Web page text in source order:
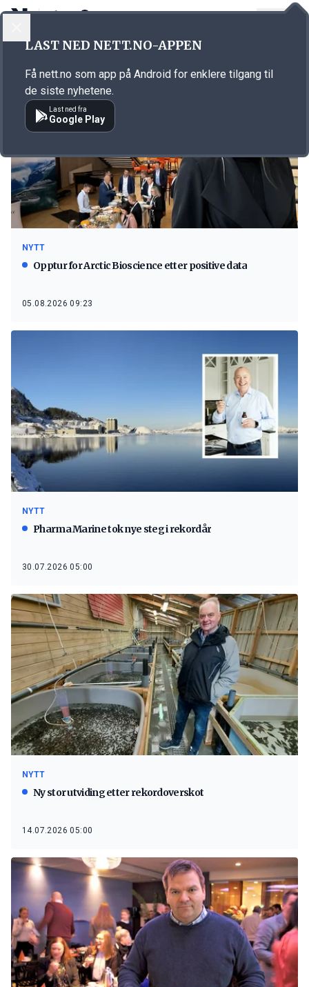
Emne: marin industri
NYTT
Opptur for Arctic Bioscience etter positive data
05.08.2026 09:23
NYTT
Pharma Marine tok nye steg i rekordår
30.07.2026 05:00
NYTT
Ny stor utviding etter rekordoverskot
14.07.2026 05:00
LAST NED NETT.NO-APPEN
Få nett.no som app på Android for enklere tilgang til
de siste nyhetene.
Last ned fra
Google Play